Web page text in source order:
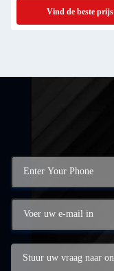
Vind de beste prijs